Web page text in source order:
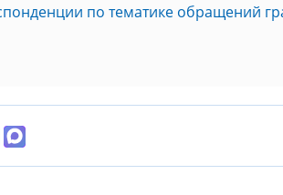
по тематике обращений